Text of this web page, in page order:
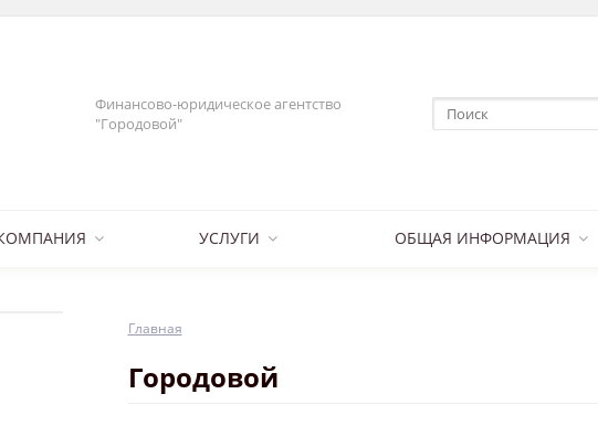
Финансово-юридическое агентство
"Городовой"
УСЛУГИ ОБЩАЯ ИНФОРМАЦИЯ
Главная
Городовой